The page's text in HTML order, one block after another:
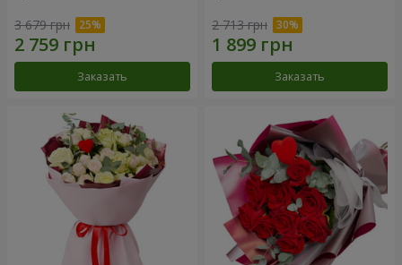
3 679 грн
Заказать
2 713 грн
Заказать